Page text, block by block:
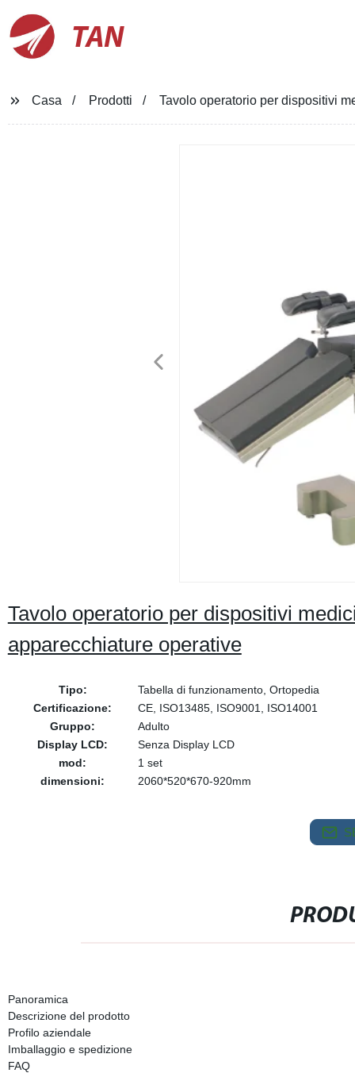
TAN
Casa Prodotti Tavolo operatorio per dispositivi
Tavolo operatorio per dispositivi
apparecchiature operative
Tipo:
Tabella di funzionamento, Ortopedia
Certificazione:
CE, ISO13485, ISO9001, ISO14001
Gruppo:
Adulto
Display LCD:
Senza Display LCD
mod:
1 set
dimensioni:
2060*520*670-920mm
Panoramica
Descrizione del prodotto
Profilo aziendale
Imballaggio e spedizione
FAQ